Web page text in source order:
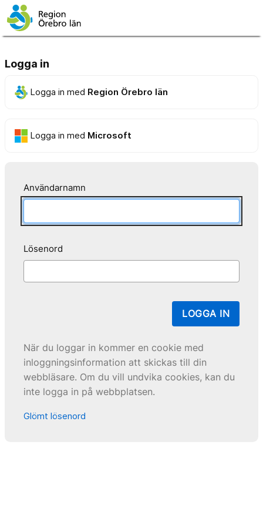
Logga in
Logga in med Region Örebro län
Logga in med Microsoft
Användarnamn
Lösenord
LOGGA IN
När du loggar in kommer en cookie med
inloggningsinformation att skickas till din
webbläsare. Om du vill undvika cookies, kan du
inte logga in på webbplatsen.
Glömt lösenord